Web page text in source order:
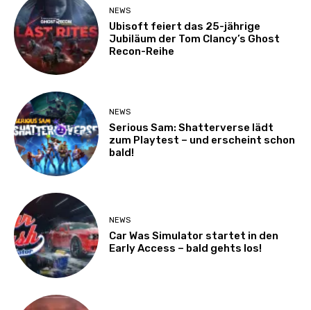
NEWS
Ubisoft feiert das 25-jährige
Jubiläum der Tom Clancy’s Ghost
Recon-Reihe
NEWS
Serious Sam: Shatterverse lädt
zum Playtest – und erscheint schon
bald!
NEWS
Car Was Simulator startet in den
Early Access – bald gehts los!